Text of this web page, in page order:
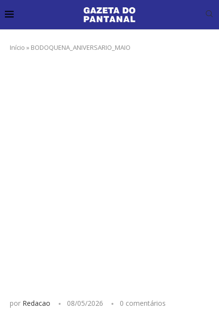
Início » BODOQUENA_ANIVERSARIO_MAIO
por Redacao 08/05/2026 0 comentários